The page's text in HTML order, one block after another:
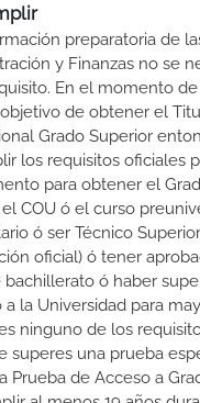
preparatoria de
y Finanzas no se
En el momento
de obtener el
Grado Superior
los requisitos oficiales
para obtener el
COU ó el curso
ó ser Técnico
oficial) ó tener
ó haber
a la Universidad para
ninguno de los
superes una prueba
Prueba de Acceso a